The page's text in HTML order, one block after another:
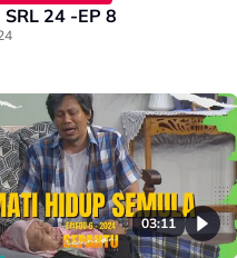
24 -EP 8
03:11